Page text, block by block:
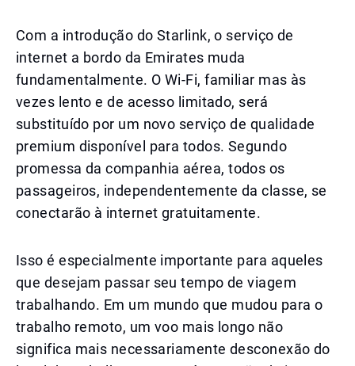
Com a introdução do Starlink, o serviço de
internet a bordo da Emirates muda
fundamentalmente. O Wi-Fi, familiar mas às
vezes lento e de acesso limitado, será
substituído por um novo serviço de qualidade
premium disponível para todos. Segundo
promessa da companhia aérea, todos os
passageiros, independentemente da classe, se
conectarão à internet gratuitamente.
Isso é especialmente importante para aqueles
que desejam passar seu tempo de viagem
trabalhando. Em um mundo que mudou para o
trabalho remoto, um voo mais longo não
significa mais necessariamente desconexão do